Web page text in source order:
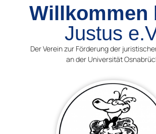
Willkommen
Justus
Der Verein zur Förderung der
an der Universität